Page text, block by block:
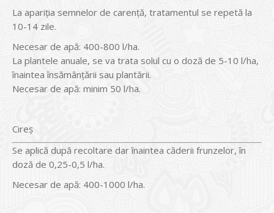
La apariţia semnelor de carenţă, tratamentul se repetă la
10-14 zile.
Necesar de apă: 400-800 l/ha.
La plantele anuale, se va trata solul cu o doză de 5-10 l/ha,
înaintea însămânţării sau plantării.
Necesar de apă: minim 50 l/ha.
Cireş
Se aplică după recoltare dar înaintea căderii frunzelor, în
doză de 0,25-0,5 l/ha.
Necesar de apă: 400-1000 l/ha.